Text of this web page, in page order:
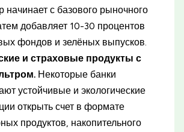
начинает с базового рыночного
добавляет 10-30 процентов
фондов и зелёных выпусков.
и страховые продукты с
Некоторые банки
устойчивые и экологические
открыть счет в формате
продуктов, накопительного